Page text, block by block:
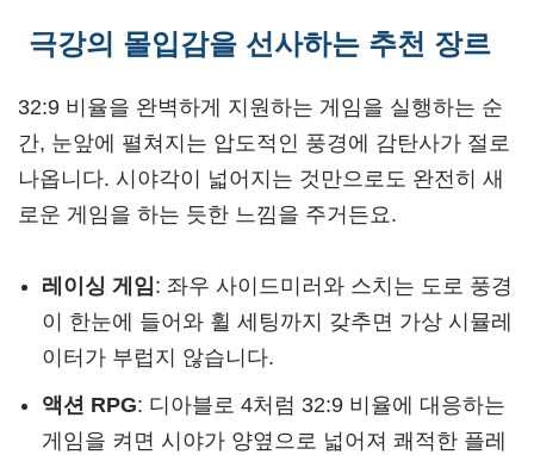
극강의 몰입감을 선사하는 추천 장르
32:9 비율을 완벽하게 지원하는 게임을 실행하는 순
간, 눈앞에 펼쳐지는 압도적인 풍경에 감탄사가 절로
나옵니다. 시야각이 넓어지는 것만으로도 완전히 새
로운 게임을 하는 듯한 느낌을 주거든요.
레이싱 게임 : 좌우 사이드미러와 스치는 도로 풍경
이 한눈에 들어와 휠 세팅까지 갖추면 가상 시뮬레
이터가 부럽지 않습니다.
액션 RPG: 디아블로 4처럼 32:9 비율에 대응하는
게임을 켜면 시야가 양옆으로 넓어져 쾌적한 플레